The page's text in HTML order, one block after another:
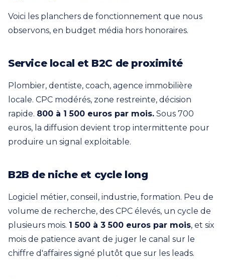
Voici les planchers de fonctionnement que nous
observons, en budget média hors honoraires.
Service local et B2C de proximité
Plombier, dentiste, coach, agence immobilière
locale. CPC modérés, zone restreinte, décision
rapide. 800 à 1 500 euros par mois. Sous 700
euros, la diffusion devient trop intermittente pour
produire un signal exploitable.
B2B de niche et cycle long
Logiciel métier, conseil, industrie, formation. Peu de
volume de recherche, des CPC élevés, un cycle de
plusieurs mois. 1 500 à 3 500 euros par mois, et six
mois de patience avant de juger le canal sur le
chiffre d'affaires signé plutôt que sur les leads.